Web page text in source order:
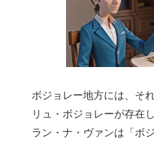
ボジョレー地方には、そ
リュ・ボジョレーが存在
ラン・ナ・ヴァンは「ボ